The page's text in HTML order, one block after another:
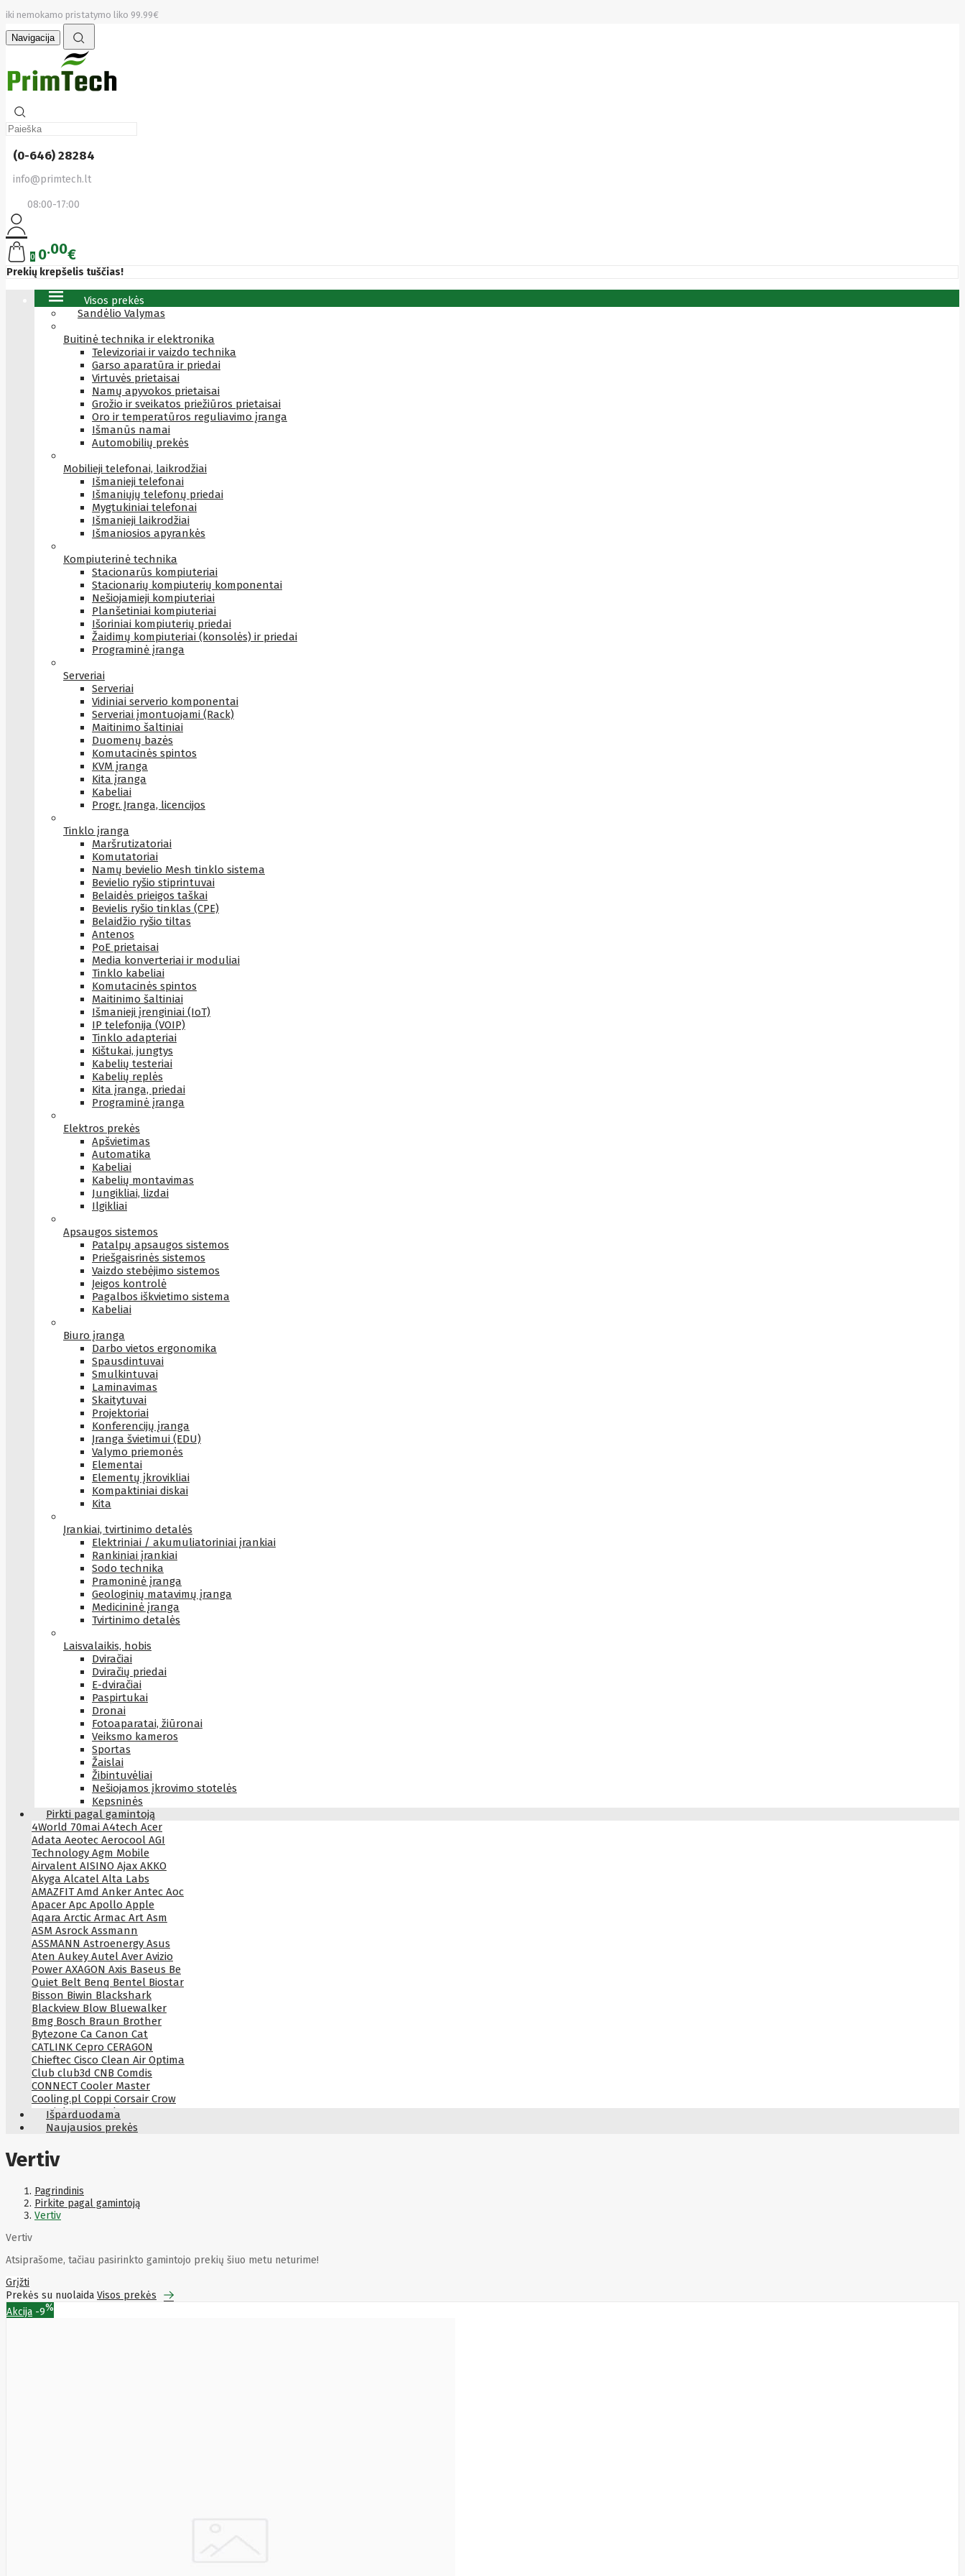
iki nemokamo pristatymo liko 99.99€
Navigacija
(0-646) 28284
info@primtech.lt
08:00-17:00
0 0 00€
Prekių krepšelis tuščias!
Visos prekės
Sandėlio Valymas
Buitinė technika ir elektronika
Televizoriai ir vaizdo technika
Garso aparatūra ir priedai
Virtuvės prietaisai
Namų apyvokos prietaisai
Grožio ir sveikatos priežiūros prietaisai
Oro ir temperatūros reguliavimo įranga
Išmanūs namai
Automobilių prekės
Mobilieji telefonai, laikrodžiai
Išmanieji telefonai
Išmaniųjų telefonų priedai
Mygtukiniai telefonai
Išmanieji laikrodžiai
Išmaniosios apyrankės
Kompiuterinė technika
Stacionarūs kompiuteriai
Stacionarių kompiuterių komponentai
Nešiojamieji kompiuteriai
Planšetiniai kompiuteriai
Išoriniai kompiuterių priedai
Žaidimų kompiuteriai (konsolės) ir priedai
Programinė įranga
Serveriai
Serveriai
Vidiniai serverio komponentai
Serveriai įmontuojami (Rack)
Maitinimo šaltiniai
Duomenų bazės
Komutacinės spintos
KVM įranga
Kita įranga
Kabeliai
Progr. Įranga, licencijos
Tinklo įranga
Maršrutizatoriai
Komutatoriai
Namų bevielio Mesh tinklo sistema
Bevielio ryšio stiprintuvai
Belaidės prieigos taškai
Bevielis ryšio tinklas (CPE)
Belaidžio ryšio tiltas
Antenos
PoE prietaisai
Media konverteriai ir moduliai
Tinklo kabeliai
Komutacinės spintos
Maitinimo šaltiniai
Išmanieji įrenginiai (IoT)
IP telefonija (VOIP)
Tinklo adapteriai
Kištukai, jungtys
Kabelių testeriai
Kabelių replės
Kita įranga, priedai
Programinė įranga
Elektros prekės
Apšvietimas
Automatika
Kabeliai
Kabelių montavimas
Jungikliai, lizdai
Ilgikliai
Apsaugos sistemos
Patalpų apsaugos sistemos
Priešgaisrinės sistemos
Vaizdo stebėjimo sistemos
Įeigos kontrolė
Pagalbos iškvietimo sistema
Kabeliai
Biuro įranga
Darbo vietos ergonomika
Spausdintuvai
Smulkintuvai
Laminavimas
Skaitytuvai
Projektoriai
Konferencijų įranga
Įranga švietimui (EDU)
Valymo priemonės
Elementai
Elementų įkrovikliai
Kompaktiniai diskai
Kita
Įrankiai, tvirtinimo detalės
Elektriniai / akumuliatoriniai įrankiai
Rankiniai įrankiai
Sodo technika
Pramoninė įranga
Geologinių matavimų įranga
Medicininė įranga
Tvirtinimo detalės
Laisvalaikis, hobis
Dviračiai
Dviračių priedai
E-dviračiai
Paspirtukai
Dronai
Fotoaparatai, žiūronai
Veiksmo kameros
Sportas
Žaislai
Žibintuvėliai
Nešiojamos įkrovimo stotelės
Kepsninės
Pirkti pagal gamintoją
4World 70mai A4tech Acer
Adata Aeotec Aerocool AGI
Technology Agm Mobile
Airvalent AISINO Ajax AKKO
Akyga Alcatel Alta Labs
AMAZFIT Amd Anker Antec Aoc
Apacer Apc Apollo Apple
Aqara Arctic Armac Art Asm
ASM Asrock Assmann
ASSMANN Astroenergy Asus
Aten Aukey Autel Aver Avizio
Power AXAGON Axis Baseus Be
Quiet Belt Benq Bentel Biostar
Bisson Biwin Blackshark
Blackview Blow Bluewalker
Bmg Bosch Braun Brother
Bytezone Ca Canon Cat
CATLINK Cepro CERAGON
Chieftec Cisco Clean Air Optima
Club club3d CNB Comdis
CONNECT Cooler Master
Cooling.pl Coppi Corsair Crow
CrucialCYBERCyberPower
CyberpowerD-linkDaewoo
Dahua DataCore
Defender
Dicota
DURABOOK
EagleriseEatonEcoFlow
Ecovacs
Emu
EnergizerEnermax Epson
ErgotronEsperanzaEsrEufy
ExtralinkFarfisaFEITIAN
Fellowes
Finder
Fluke Networks
Išparduodama
Naujausios prekės
Vertiv
Pagrindinis
Pirkite pagal gamintoją
Vertiv
Vertiv
Atsiprašome, tačiau pasirinkto gamintojo prekių šiuo metu neturime!
Grįžti
Prekės su nuolaida Visos prekės
Akcija -9%